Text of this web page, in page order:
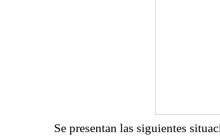
Se presentan las siguientes